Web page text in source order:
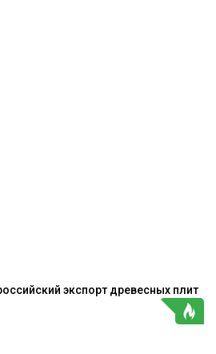
экспорт древесных плит